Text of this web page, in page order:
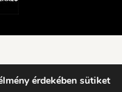
érdekében sütiket